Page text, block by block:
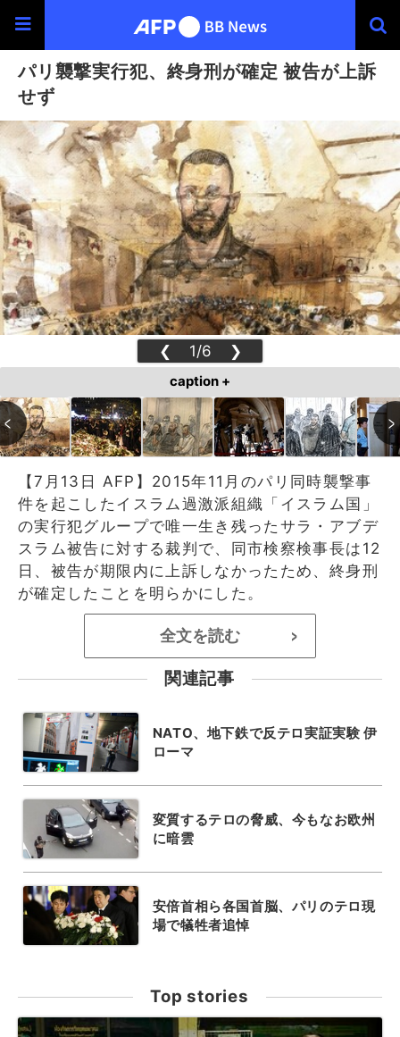
パリ襲撃実行犯、終身刑が確定 被告が上訴
せず
❮ 1/6 ❯
caption +
【7月13日 AFP】2015年11月のパリ同時襲撃事
件を起こしたイスラム過激派組織「イスラム国」
の実行犯グループで唯一生き残ったサラ・アブデ
スラム被告に対する裁判で、同市検察検事長は12
日、被告が期限内に上訴しなかったため、終身刑
が確定したことを明らかにした。
全文を読む >
関連記事
NATO、地下鉄で反テロ実証実験 伊
ローマ
変質するテロの脅威、今もなお欧州
に暗雲
安倍首相ら各国首脳、パリのテロ現
場で犠牲者追悼
Top stories